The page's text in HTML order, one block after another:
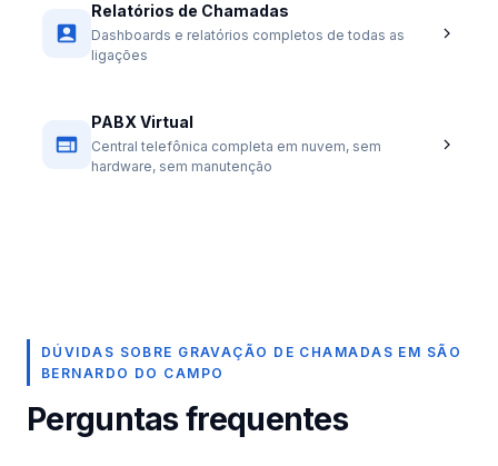
Relatórios de Chamadas
Dashboards e relatórios completos de todas as
ligações
PABX Virtual
Central telefônica completa em nuvem, sem
hardware, sem manutenção
DÚVIDAS SOBRE GRAVAÇÃO DE CHAMADAS EM SÃO
BERNARDO DO CAMPO
Perguntas frequentes